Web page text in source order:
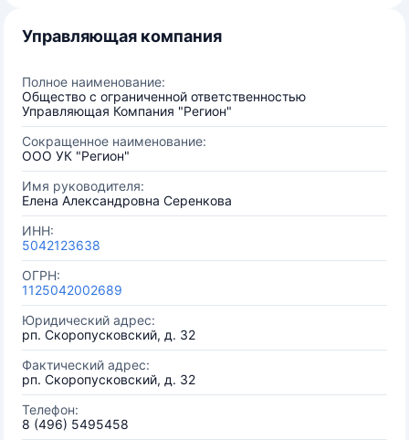
Управляющая компания
Полное наименование:
Общество с ограниченной ответственностью
Управляющая Компания "Регион"
Сокращенное наименование:
ООО УК "Регион"
Имя руководителя:
Елена Александровна Серенкова
ИНН:
5042123638
ОГРН:
1125042002689
Юридический адрес:
рп. Скоропусковский, д. 32
Фактический адрес:
рп. Скоропусковский, д. 32
Телефон:
8 (496) 5495458